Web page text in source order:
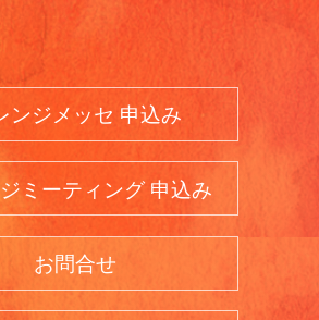
ンジメッセ 申込み
ミーティング 申込み
お問合せ